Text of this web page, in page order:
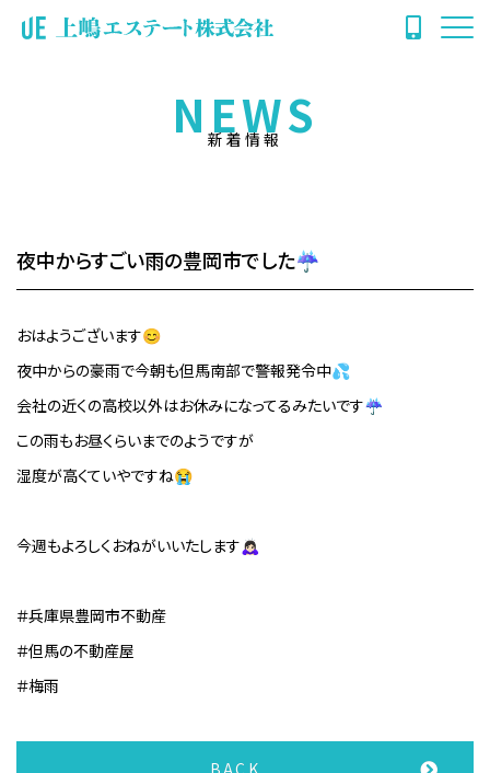
NEWS
新着情報
夜中からすごい雨の豊岡市でした☔
おはようございます😊
夜中からの豪雨で今朝も但馬南部で警報発令中💦
会社の近くの高校以外はお休みになってるみたいです☔
この雨もお昼くらいまでのようですが
湿度が高くていやですね😭
今週もよろしくおねがいいたします🙇🏻‍♀️
＃兵庫県豊岡市不動産
＃但馬の不動産屋
＃梅雨
BACK